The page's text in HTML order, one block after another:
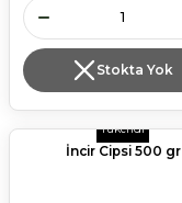
Stokta Yok
Tükendi
İncir Cipsi 500 gr